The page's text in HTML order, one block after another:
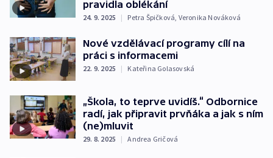
pravidla oblékání
24. 9. 2025 | Petra Špičková, Veronika Nováková
Nové vzdělávací programy cílí na
práci s informacemi
22. 9. 2025 | Kateřina Golasovská
„Škola, to teprve uvidíš.“ Odbornice
radí, jak připravit prvňáka a jak s ním
(ne)mluvit
29. 8. 2025 | Andrea Gričová